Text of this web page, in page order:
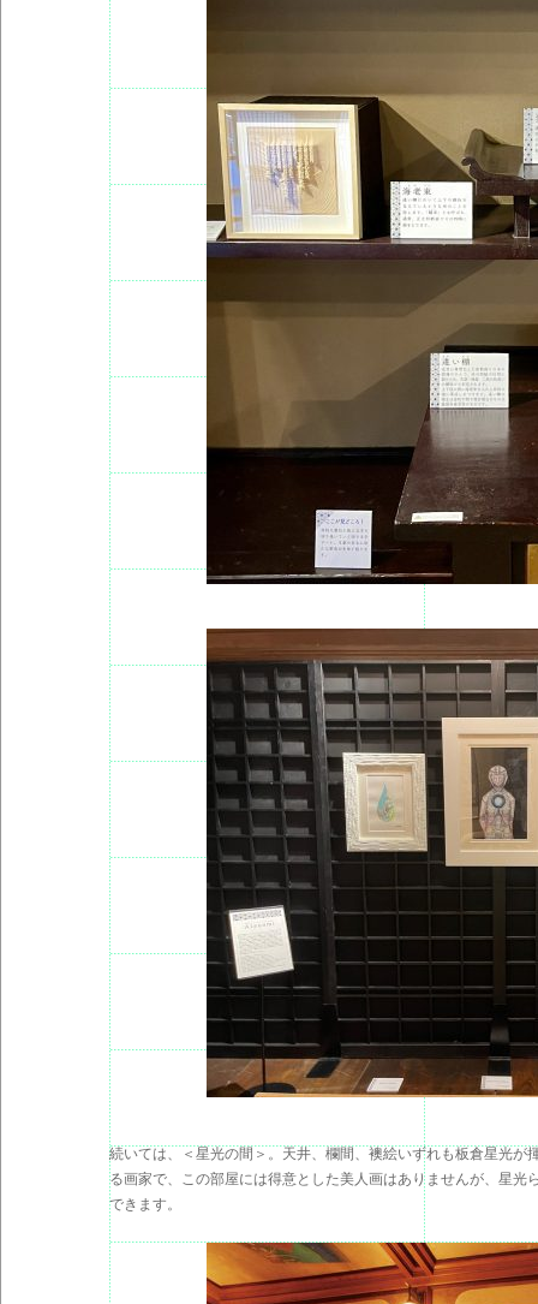
続いては、＜星光の間＞。天井、欄間、襖絵いずれも板倉星光
る画家で、この部屋には得意とした美人画はありませんが、星
できます。